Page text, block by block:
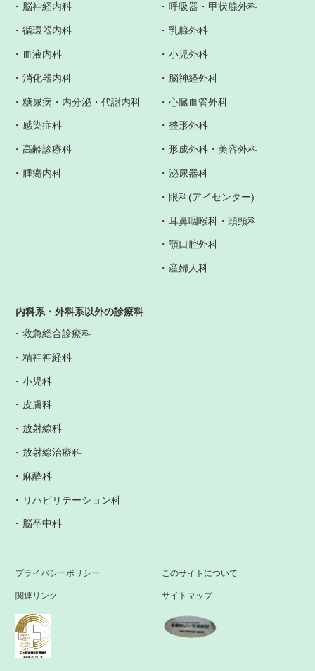
脳神経内科
循環器内科
血液内科
消化器内科
糖尿病・内分泌・代謝内科
感染症科
高齢診療科
腫瘍内科
呼吸器・甲状腺外科
乳腺外科
小児外科
脳神経外科
心臓血管外科
整形外科
形成外科・美容外科
泌尿器科
眼科(アイセンター)
耳鼻咽喉科・頭頸科
顎口腔外科
産婦人科
内科系・外科系以外の診療科
救急総合診療科
精神神経科
小児科
皮膚科
放射線科
放射線治療科
麻酔科
リハビリテーション科
脳卒中科
プライバシーポリシー このサイトについて
関連リンク サイトマップ